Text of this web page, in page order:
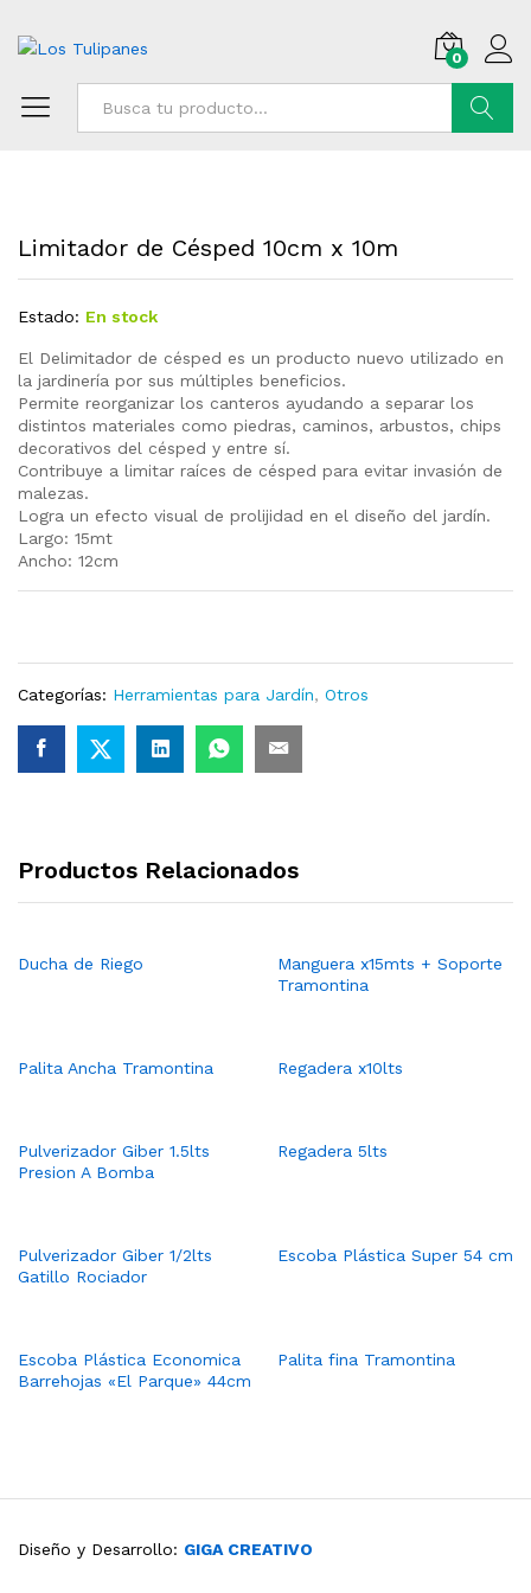
0
Limitador de Césped 10cm x 10m
Estado: En stock
El Delimitador de césped es un producto nuevo utilizado en
la jardinería por sus múltiples beneficios.
Permite reorganizar los canteros ayudando a separar los
distintos materiales como piedras, caminos, arbustos, chips
decorativos del césped y entre sí.
Contribuye a limitar raíces de césped para evitar invasión de
malezas.
Logra un efecto visual de prolijidad en el diseño del jardín.
Largo: 15mt
Ancho: 12cm
Categorías: Herramientas para Jardín, Otros
Productos Relacionados
Ducha de Riego
Manguera x15mts + Soporte
Tramontina
Palita Ancha Tramontina Regadera x10lts
Pulverizador Giber 1.5lts
Presion A Bomba
Regadera 5lts
Pulverizador Giber 1/2lts
Gatillo Rociador
Escoba Plástica Super 54 cm
Escoba Plástica Economica
Barrehojas «El Parque» 44cm
Palita fina Tramontina
Diseño y Desarrollo: GIGA CREATIVO